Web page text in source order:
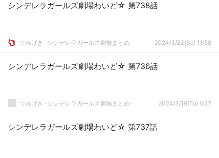
シンデレラガールズ劇場わいど☆ 第738話
でれげき -シンデレラガールズ劇場まとめ- 2024/3/23(Sa) 11:58
シンデレラガールズ劇場わいど☆ 第736話
でれげき -シンデレラガールズ劇場まとめ- 2024/3/19(Tu) 6:27
シンデレラガールズ劇場わいど☆ 第737話